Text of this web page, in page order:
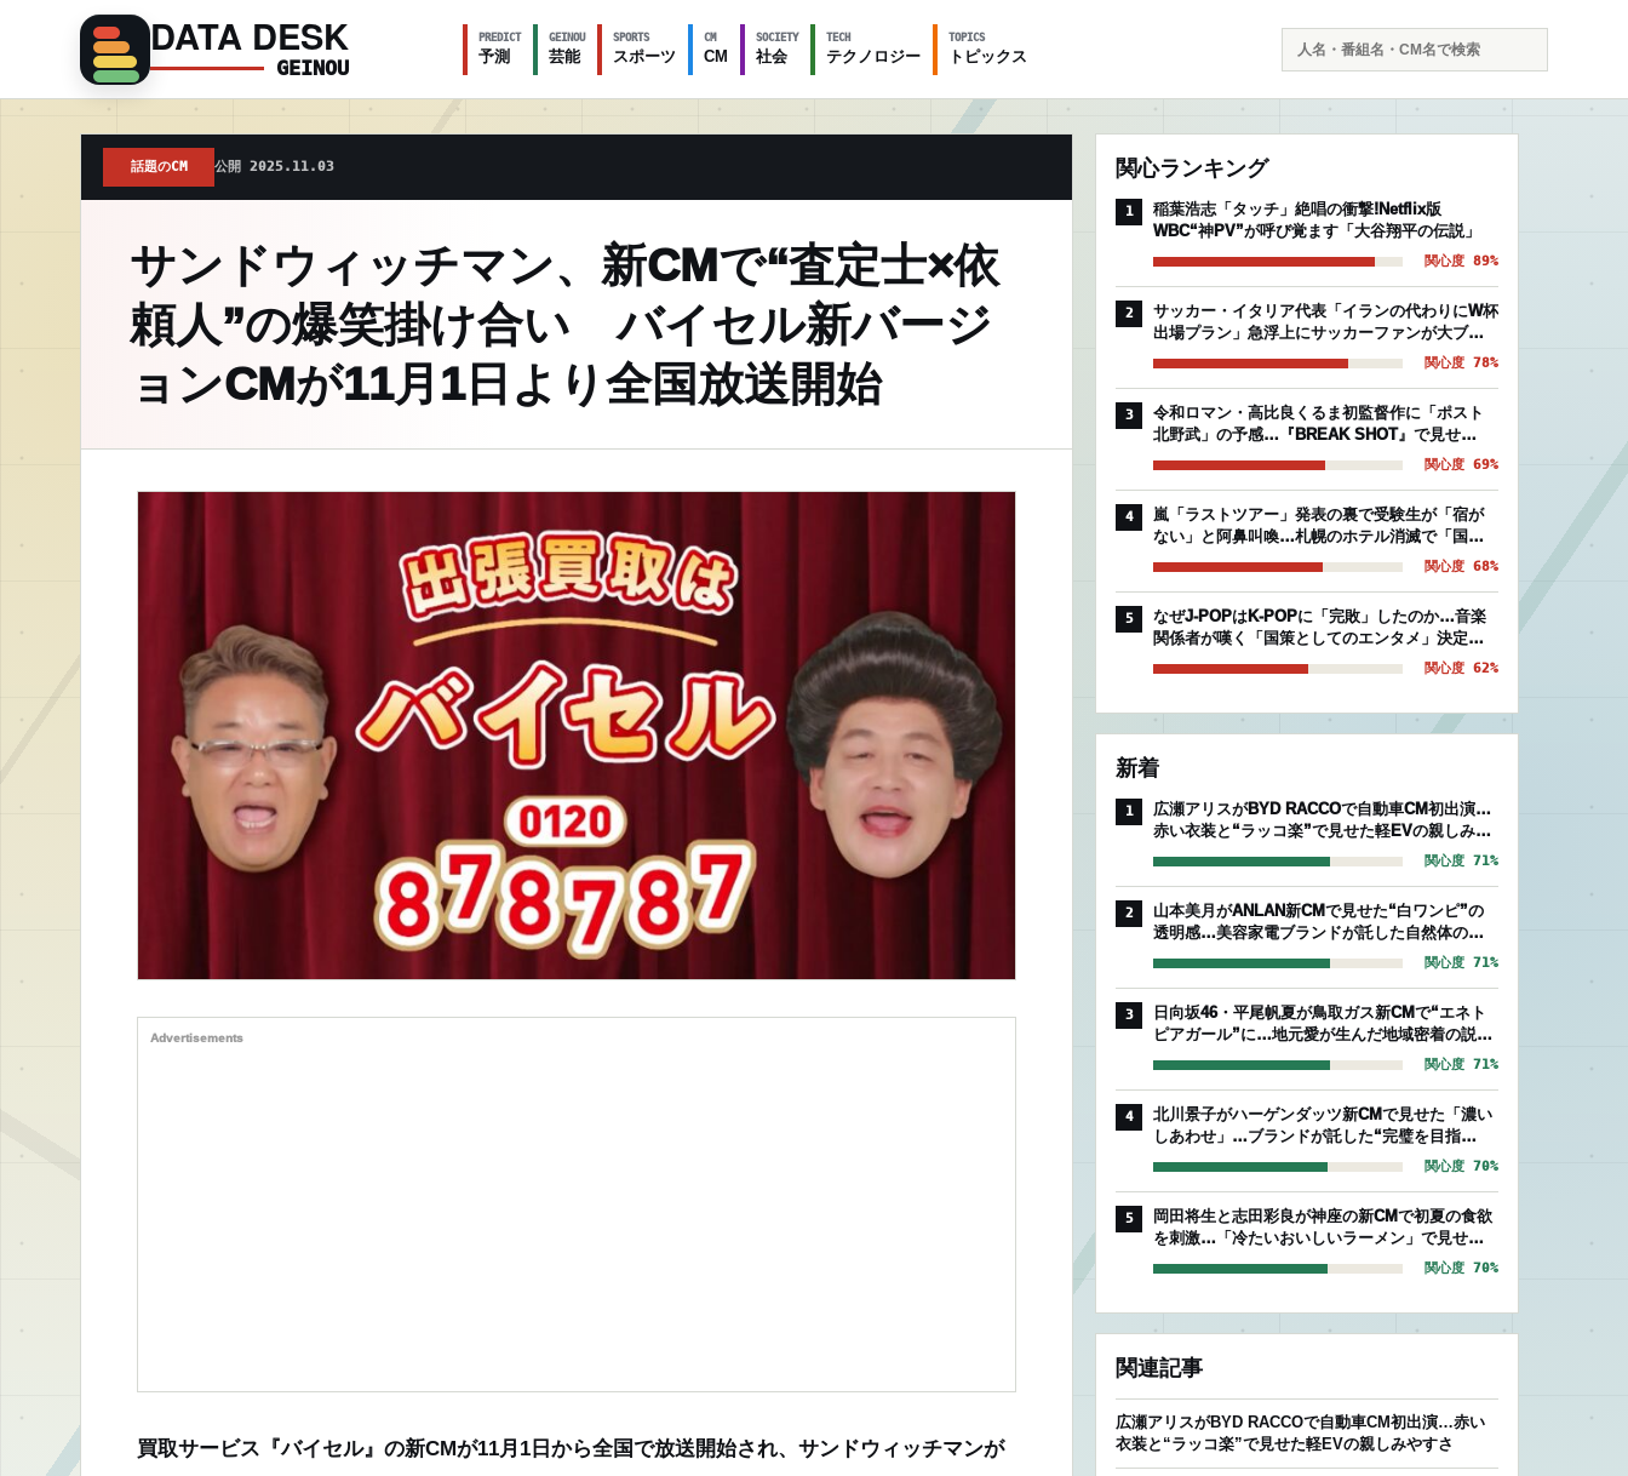
DATA DESK
GEINOU
PREDICT
予測
GEINOU
芸能
SPORTS
スポーツ
CM
CM
SOCIETY
社会
TECH
テクノロジー
TOPICS
トピックス
索
話題のCM 公開 2025.11.03
サンドウィッチマン、新CMで“査定士×依
頼人”の爆笑掛け合い バイセル新バージ
ョンCMが11月1日より全国放送開始
Advertisements
買取サービス『バイセル』の新CMが11月1日から全国で放送開始され、サンドウィッチマンが
関心ランキング
1
稲葉浩志「タッチ」絶唱の衝撃!Netflix版
WBC“神PV”が呼び覚ます「大谷翔平の伝説」
関心度 89%
2
サッカー・イタリア代表「イランの代わりにW杯
出場プラン」急浮上にサッカーファンが大ブー
イングの理由
関心度 78%
3
令和ロマン・高比良くるま初監督作に「ポスト
北野武」の予感…『BREAK SHOT』で見せ
た“芸人映画”の異常な完成度
関心度 69%
4
嵐「ラストツアー」発表の裏で受験生が「宿が
ない」と阿鼻叫喚…札幌のホテル消滅で「国立
後期組」を襲う絶望的被害
関心度 68%
5
なぜJ-POPはK-POPに「完敗」したのか…音楽
関係者が嘆く「国策としてのエンタメ」決定的
な温度差
関心度 62%
新着
1
広瀬アリスがBYD RACCOで自動車CM初出演…
赤い衣装と“ラッコ楽”で見せた軽EVの親しみや
すさ
関心度 71%
2
山本美月がANLAN新CMで見せた“白ワンピ”の
透明感…美容家電ブランドが託した自然体のセ
ルフケア
関心度 71%
3
日向坂46・平尾帆夏が鳥取ガス新CMで“エネト
ピアガール”に…地元愛が生んだ地域密着の説得
力
関心度 71%
4
北川景子がハーゲンダッツ新CMで見せた「濃い
しあわせ」…ブランドが託した“完璧を目指
す”存在感
関心度 70%
5
岡田将生と志田彩良が神座の新CMで初夏の食欲
を刺激…「冷たいおいしいラーメン」で見せた
爽やかな相性
関心度 70%
関連記事
広瀬アリスがBYD RACCOで自動車CM初出演…赤い
衣装と“ラッコ楽”で見せた軽EVの親しみやすさ